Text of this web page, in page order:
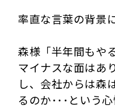
率直な言葉の背景
森様「半年間もや
マイナスな面はあ
し、会社からは森
るのか･･･という心